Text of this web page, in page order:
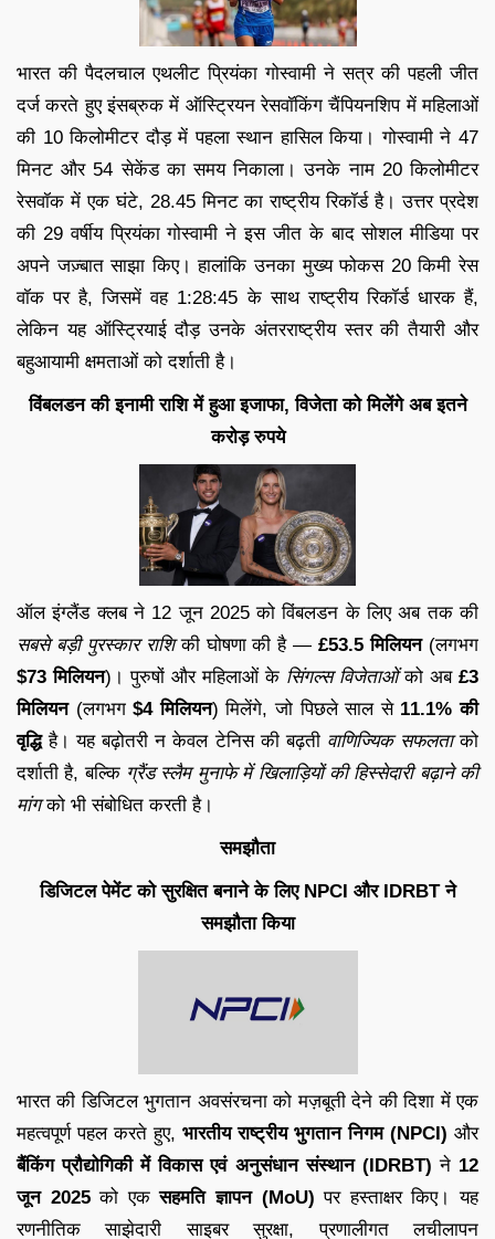
भारत की पैदलचाल एथलीट प्रियंका गोस्वामी ने सत्र की पहली जीत
दर्ज करते हुए इंसब्रुक में ऑस्ट्रियन रेसवॉकिंग चैंपियनशिप में महिलाओं
की 10 किलोमीटर दौड़ में पहला स्थान हासिल किया। गोस्वामी ने 47
मिनट और 54 सेकेंड का समय निकाला। उनके नाम 20 किलोमीटर
रेसवॉक में एक घंटे, 28.45 मिनट का राष्ट्रीय रिकॉर्ड है। उत्तर प्रदेश
की 29 वर्षीय प्रियंका गोस्वामी ने इस जीत के बाद सोशल मीडिया पर
अपने जज़्बात साझा किए। हालांकि उनका मुख्य फोकस 20 किमी रेस
वॉक पर है, जिसमें वह 1:28:45 के साथ राष्ट्रीय रिकॉर्ड धारक हैं,
लेकिन यह ऑस्ट्रियाई दौड़ उनके अंतरराष्ट्रीय स्तर की तैयारी और
बहुआयामी क्षमताओं को दर्शाती है।
विंबलडन की इनामी राशि में हुआ इजाफा, विजेता को मिलेंगे अब इतने
करोड़ रुपये
ऑल इंग्लैंड क्लब ने 12 जून 2025 को विंबलडन के लिए अब तक की
सबसे बड़ी पुरस्कार राशिकी घोषणा की है —£53.5 मिलियन(लगभग
$73 मिलियन)। पुरुषों और महिलाओं के सिंगल्स विजेताओंको अब £3
मिलियन(लगभग$4 मिलियन) मिलेंगे, जो पिछले साल से 11.1% की
वृद्धिहै। यह बढ़ोतरी न केवल टेनिस की बढ़ती वाणिज्यिक सफलताको
दर्शाती है, बल्कि ग्रैंड स्लैम मुनाफे में खिलाड़ियों की हिस्सेदारी बढ़ाने की
मांगको भी संबोधित करती है।
समझौता
डिजिटल पेमेंट को सुरक्षित बनाने के लिए NPCI और IDRBT ने
समझौता किया
भारत की डिजिटल भुगतान अवसंरचना को मज़बूती देने की दिशा में एक
महत्वपूर्ण पहल करते हुए, भारतीय राष्ट्रीय भुगतान निगम (NPCI) और
बैंकिंग प्रौद्योगिकी में विकास एवं अनुसंधान संस्थान (IDRBT) ने 12
जून 2025को एकसहमति ज्ञापन (MoU) पर हस्ताक्षर किए। यह
रणनीतिक साझेदारी साइबर सुरक्षा, प्रणालीगत लचीलापन